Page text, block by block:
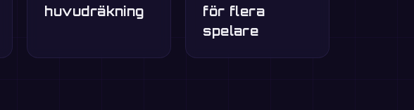
huvudräkning
för flera
spelare